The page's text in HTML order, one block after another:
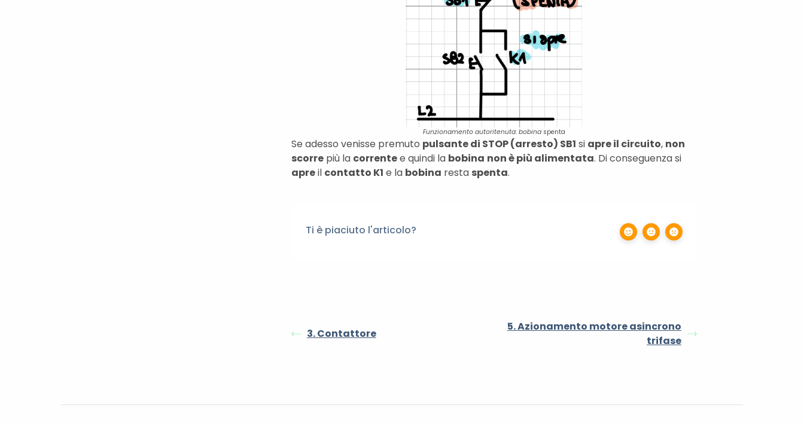
Funzionamento autoritenuta: bobina spenta
Se adesso venisse premuto pulsante di STOP (arresto) SB1 si apre il circuito, non
scorrepiù la correntee quindi la bobina non è più alimentata. Di conseguenza si
apreil contatto K1 e la bobina resta spenta.
Ti è piaciuto l'articolo?
3. Contattore
5. Azionamento motore asincrono
trifase